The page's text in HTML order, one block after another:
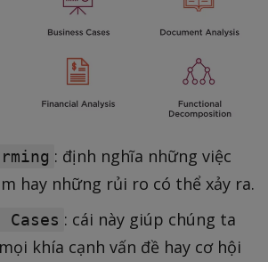
: định nghĩa những việc
hay những rủi ro có thể xảy ra.
Cases : cái này giúp chúng ta
khía cạnh vấn đề hay cơ hội